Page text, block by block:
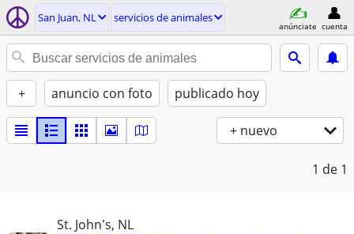
San Juan, NL servicios de animales
anúnciate cuenta
+ anuncio con foto publicado hoy
+ nuevo
1 de 1
St. John's, NL